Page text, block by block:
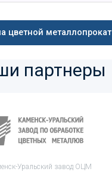
цветной металлопрокат
партнеры
Уральский завод ОЦМ